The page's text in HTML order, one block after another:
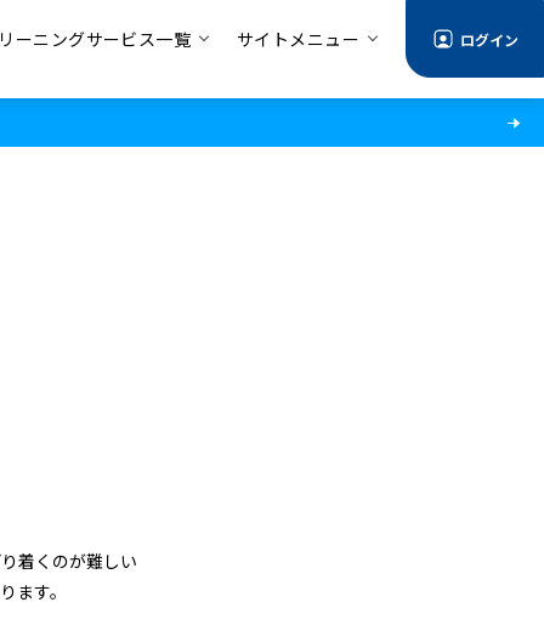
ーニングサービス一覧 サイトメニュー ログイン
着くのが難しい
ます。